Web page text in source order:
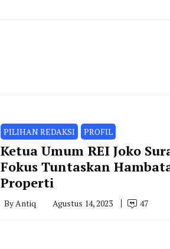
PILIHAN REDAKSI PROFIL
Ketua Umum REI Joko
Fokus Tuntaskan
Properti
ByAntiq Agustus 14, 2023 47